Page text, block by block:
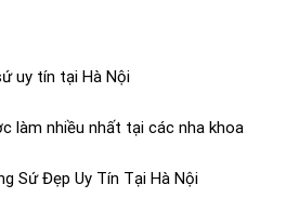
uy tín tại Hà Nội
làm nhiều nhất tại các nha khoa
Sứ Đẹp Uy Tín Tại Hà Nội